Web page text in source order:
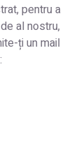
pentru a
al nostru,
ți un mail